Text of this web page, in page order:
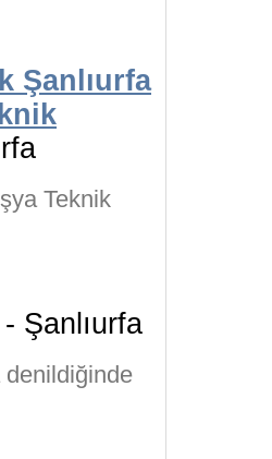
Şanlıurfa
Teknik
Şanlıurfa
denildiğinde